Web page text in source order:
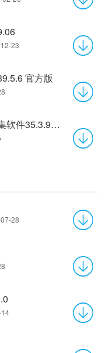
23
官方版
易达准考证打印照片采集软件35.3.9 官方版
28